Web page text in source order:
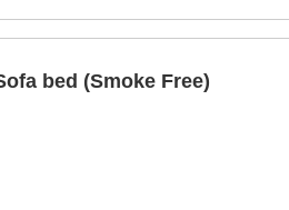
bed (Smoke Free)